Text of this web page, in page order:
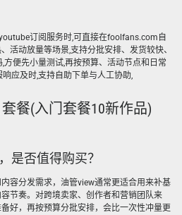
订阅服务时,可直接在foolfans.com自
活动放量等场景,支持分批安排、发货较快、
方便先小量测试,再按预算、活动节点和日常
应及时,支持自助下单与人工协助,
套餐(入门套餐10新作品)
是否值得购买？
容分发需求，油管view通常更适合用来补基
节奏。对跨境卖家、创作者和营销团队来
好，再按预算分批安排，会比一次性冲量更